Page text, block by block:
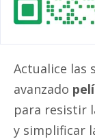
Actualice las
avanzado
para resistir
y simplificar